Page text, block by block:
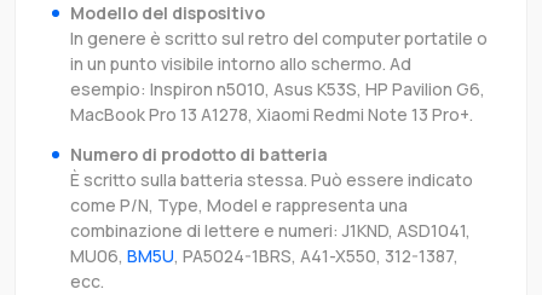
Modello del dispositivo
In genere è scritto sul retro del computer portatile o
in un punto visibile intorno allo schermo. Ad
esempio: Inspiron n5010, Asus K53S, HP Pavilion G6,
MacBook Pro 13 A1278, Xiaomi Redmi Note 13 Pro+.
Numero di prodotto di batteria
È scritto sulla batteria stessa. Può essere indicato
come P/N, Type, Model e rappresenta una
combinazione di lettere e numeri: J1KND, ASD1041,
MU06, BM5U, PA5024-1BRS, A41-X550, 312-1387,
ecc.